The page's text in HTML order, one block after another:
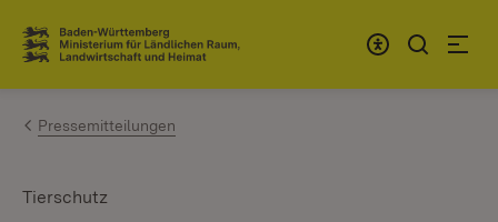
Zum Inhalt springen
Link zur Startseite
Pressemitteilungen
Tierschutz